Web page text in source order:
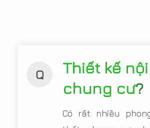
Q
Thiết kế
chung cư?
Có rất nhiều